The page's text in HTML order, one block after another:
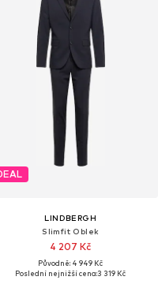
LINDBERGH
Slimfit Oblek
4 207 Kč
Původně: 4 949 Kč
Poslední nejnižší cena:3 319 Kč